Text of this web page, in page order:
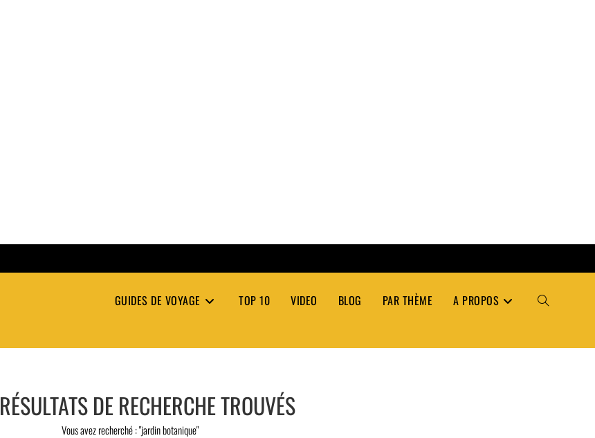
GUIDES DE VOYAGE TOP 10 VIDEO BLOG PAR THÈME A PROPOS TOGGLE
RÉSULTATS DE RECHERCHE TROUVÉS
Vous avez recherché : "jardin botanique"